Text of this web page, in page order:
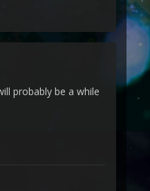
probably be a while